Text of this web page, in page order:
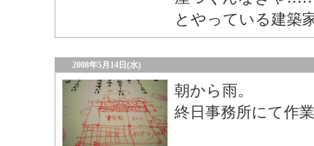
とやっている建築
2008年5月14日(水)
朝から雨。
終日事務所にて作